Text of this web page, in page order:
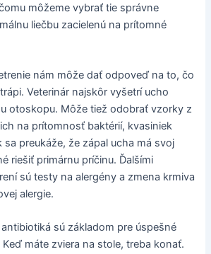
môžeme vybrať tie správne
liečbu zacielenú na prítomné
nám môže dať odpoveď na to, čo
Veterinár najskôr vyšetrí ucho
otoskopu. Môže tiež odobrať vzorky z
na prítomnosť baktérií, kvasiniek
sa preukáže, že zápal ucha má svoj
riešiť primárnu príčinu. Ďalšími
sú testy na alergény a zmena krmiva
alergie.
sú základom pre úspešné
máte zviera na stole, treba konať.